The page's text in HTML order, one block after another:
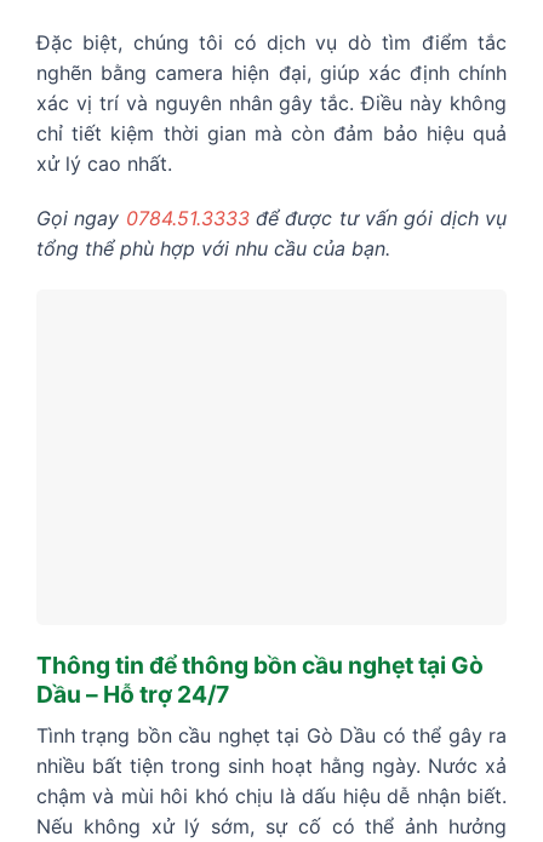
Đặc biệt, chúng tôi có dịch vụ dò tìm điểm tắc
nghẽn bằng camera hiện đại, giúp xác định chính
xác vị trí và nguyên nhân gây tắc. Điều này không
chỉ tiết kiệm thời gian mà còn đảm bảo hiệu quả
xử lý cao nhất.
Gọi ngay 0784.51.3333để được tư vấn gói dịch vụ
tổng thể phù hợp với nhu cầu của bạn.
Thông tin để thông bồn cầu nghẹt tại Gò
Dầu – Hỗ trợ 24/7
Tình trạng bồn cầu nghẹt tại Gò Dầu có thể gây ra
nhiều bất tiện trong sinh hoạt hằng ngày. Nước xả
chậm và mùi hôi khó chịu là dấu hiệu dễ nhận biết.
Nếu không xử lý sớm, sự cố có thể ảnh hưởng